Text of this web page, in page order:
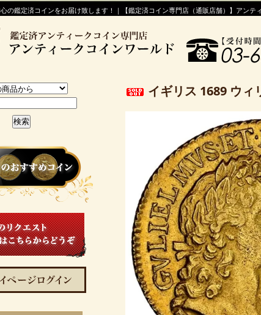
の鑑定済コインをお届け致します！｜【鑑定済コイン専門店（通販店舗）】アンテ
イギリス 1689 ウィ